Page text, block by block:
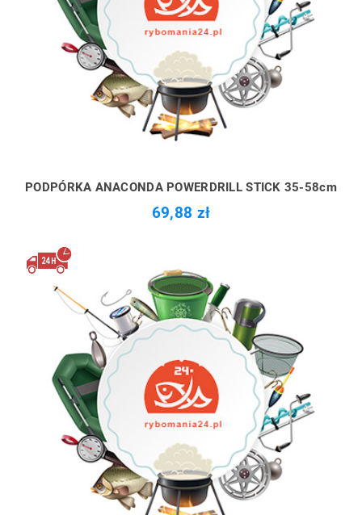
PODPÓRKA ANACONDA POWERDRILL STICK 35-58cm
69,88 zł